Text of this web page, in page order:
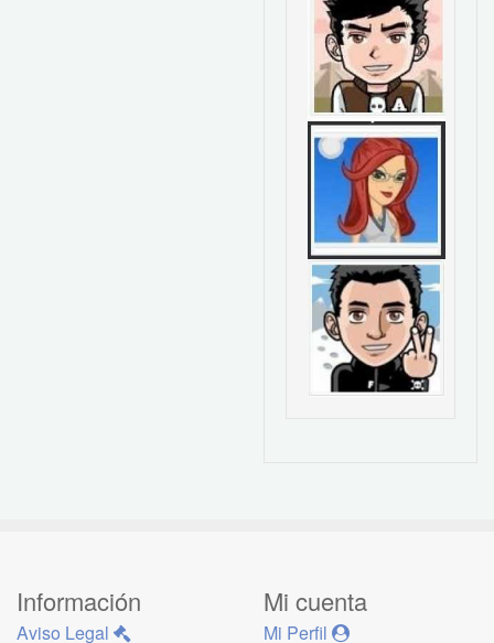
Información
Aviso Legal
Mi cuenta
Mi Perfil